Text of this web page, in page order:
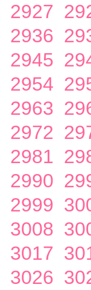
2927
2936
2945
2954
2963
2972
2981
2990
2999
3008
3017
3026